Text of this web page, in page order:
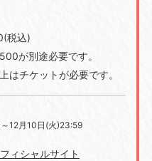
税込)
が別途必要です。
はチケットが必要です。
12月10日(火)23:59
ィシャルサイト